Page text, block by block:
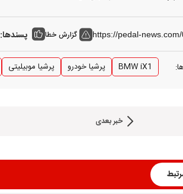
https://pedal- گزارش خطا پسندها:
BMW iX1 پرشیا خودرو پرشیا موبیلیتی
خبر بعدی